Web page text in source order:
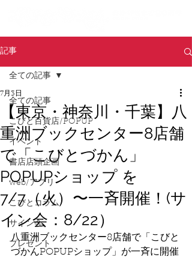
記事
全ての記事
こびと百貨店/POPUP
イベント
書店店頭企画
web/アプリ
こびとコラム
サイン会
プレゼント
全ての記事
【東京・神奈川・千葉】八
重洲ブックセンター8店舗
で「こびとづかん」
POPUPショップ を
7/7（火）〜一斉開催！(サ
イン会：8/22）
7月3日
八重洲ブックセンター8店舗で「こびと
づかんPOPUPショップ」が一斉に開催